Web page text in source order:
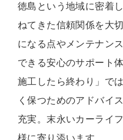
徳島という地域に密着
ねてきた信頼関係を大
になる点やメンテナン
できる安心のサポート
施工したら終わり」で
く保つためのアドバイ
充実。末永いカーライ
様に寄り添います。